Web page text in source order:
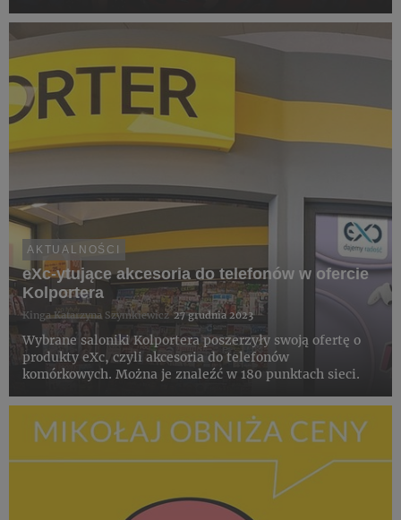
AKTUALNOŚCI
eXc-ytujące akcesoria do telefonów w ofercie
Kolportera
Kinga Katarzyna Szymkiewicz 27 grudnia 2023
Wybrane saloniki Kolportera poszerzyły swoją ofertę o
produkty eXc, czyli akcesoria do telefonów
komórkowych. Można je znaleźć w 180 punktach sieci.